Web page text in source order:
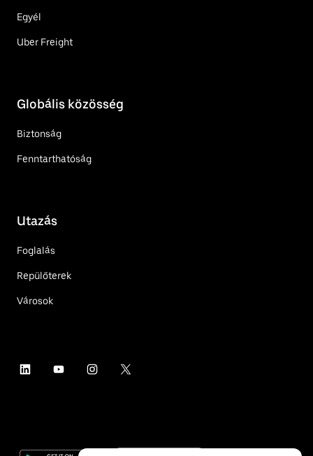
Egyél
Uber Freight
Globális közösség
Biztonság
Fenntarthatóság
Utazás
Foglalás
Repülőterek
Városok